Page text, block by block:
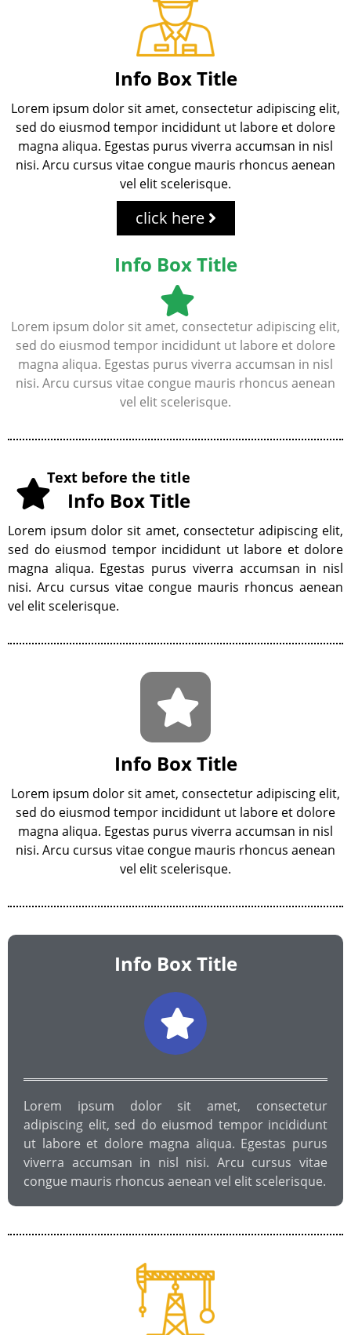
Info Box Title
Lorem ipsum dolor sit amet, consectetur adipiscing elit,
sed do eiusmod tempor incididunt ut labore et dolore
magna aliqua. Egestas purus viverra accumsan in nisl
nisi. Arcu cursus vitae congue mauris rhoncus aenean
vel elit scelerisque.
click here
Info Box Title
Lorem ipsum dolor sit amet, consectetur adipiscing elit,
sed do eiusmod tempor incididunt ut labore et dolore
magna aliqua. Egestas purus viverra accumsan in nisl
nisi. Arcu cursus vitae congue mauris rhoncus aenean
vel elit scelerisque.
Text before the title
Info Box Title
Lorem ipsum dolor sit amet, consectetur adipiscing elit,
sed do eiusmod tempor incididunt ut labore et dolore
magna aliqua. Egestas purus viverra accumsan in nisl
nisi. Arcu cursus vitae congue mauris rhoncus aenean
vel elit scelerisque.
Info Box Title
Lorem ipsum dolor sit amet, consectetur adipiscing elit,
sed do eiusmod tempor incididunt ut labore et dolore
magna aliqua. Egestas purus viverra accumsan in nisl
nisi. Arcu cursus vitae congue mauris rhoncus aenean
vel elit scelerisque.
Info Box Title
Lorem ipsum dolor sit amet, consectetur
adipiscing elit, sed do eiusmod tempor incididunt
ut labore et dolore magna aliqua. Egestas purus
viverra accumsan in nisl nisi. Arcu cursus vitae
congue mauris rhoncus aenean vel elit scelerisque.